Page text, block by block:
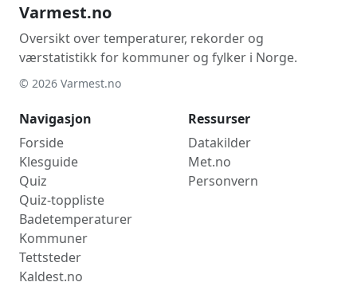
Varmest.no
Oversikt over temperaturer, rekorder og
værstatistikk for kommuner og fylker i Norge.
© 2026 Varmest.no
Navigasjon
Forside
Klesguide
Quiz
Quiz-toppliste
Badetemperaturer
Kommuner
Tettsteder
Kaldest.no
Ressurser
Datakilder
Met.no
Personvern